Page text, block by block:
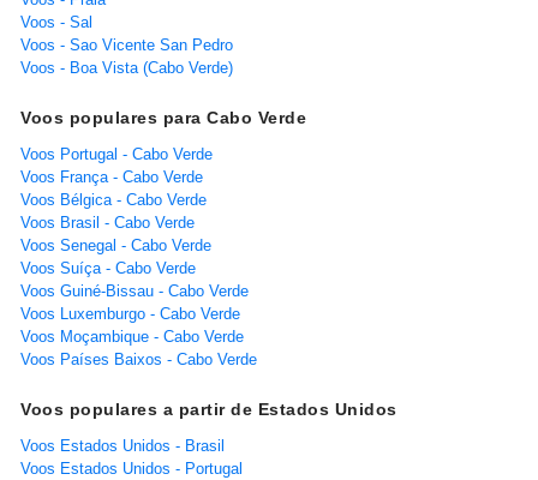
Voos - Sal
Voos - Sao Vicente San Pedro
Voos - Boa Vista (Cabo Verde)
Voos populares para Cabo Verde
Voos Portugal - Cabo Verde
Voos França - Cabo Verde
Voos Bélgica - Cabo Verde
Voos Brasil - Cabo Verde
Voos Senegal - Cabo Verde
Voos Suíça - Cabo Verde
Voos Guiné-Bissau - Cabo Verde
Voos Luxemburgo - Cabo Verde
Voos Moçambique - Cabo Verde
Voos Países Baixos - Cabo Verde
Voos populares a partir de Estados Unidos
Voos Estados Unidos - Brasil
Voos Estados Unidos - Portugal